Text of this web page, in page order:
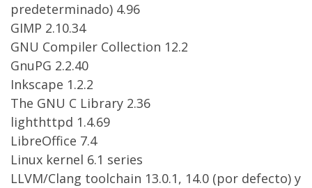
predeterminado) 4.96
GIMP 2.10.34
GNU Compiler Collection 12.2
GnuPG 2.2.40
Inkscape 1.2.2
The GNU C Library 2.36
lighthttpd 1.4.69
LibreOffice 7.4
Linux kernel 6.1 series
LLVM/Clang toolchain 13.0.1, 14.0 (por defecto) y